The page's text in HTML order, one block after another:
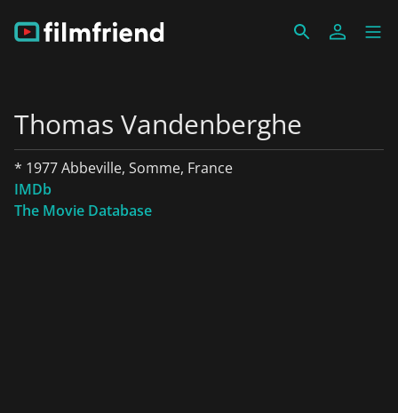
Thomas Vandenberghe
* 1977 Abbeville, Somme, France
IMDb
The Movie Database